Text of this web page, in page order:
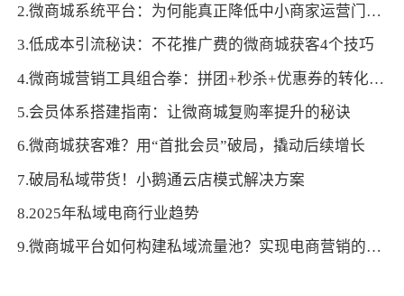
2.微商城系统平台：为何能真正降低中小商家运营门槛？
3.低成本引流秘诀：不花推广费的微商城获客4个技巧
4.微商城营销工具组合拳：拼团+秒杀+优惠券的转化公式
5.会员体系搭建指南：让微商城复购率提升的秘诀
6.微商城获客难？用“首批会员”破局，撬动后续增长
7.破局私域带货！小鹅通云店模式解决方案
8.2025年私域电商行业趋势
9.微商城平台如何构建私域流量池？实现电商营销的高效转化